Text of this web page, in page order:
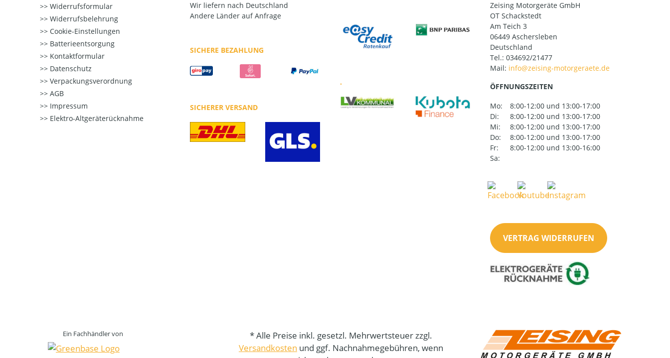
Widerrufsformular
Widerrufsbelehrung
Cookie-Einstellungen
Batterieentsorgung
Kontaktformular
Datenschutz
Verpackungsverordnung
AGB
Impressum
Elektro-Altgeräterücknahme
Wir liefern nach Deutschland
Andere Länder auf Anfrage
SICHERE BEZAHLUNG
SICHERER VERSAND
.
Zeising Motorgeräte GmbH
OT Schackstedt
Am Teich 3
06449 Aschersleben
Deutschland
Tel.: 034692/21477
Mail:
ÖFFNUNGSZEITEN
Mo:
8:00-12:00 und 13:00-17:00
Di:
8:00-12:00 und 13:00-17:00
Mi:
8:00-12:00 und 13:00-17:00
Do:
8:00-12:00 und 13:00-17:00
Fr:
8:00-12:00 und 13:00-16:00
Sa:
VERTRAG WIDERRUFEN
Ein Fachhändler von
* Alle Preise inkl. gesetzl. Mehrwertsteuer zzgl.
Versandkosten und ggf. Nachnahmegebühren, wenn